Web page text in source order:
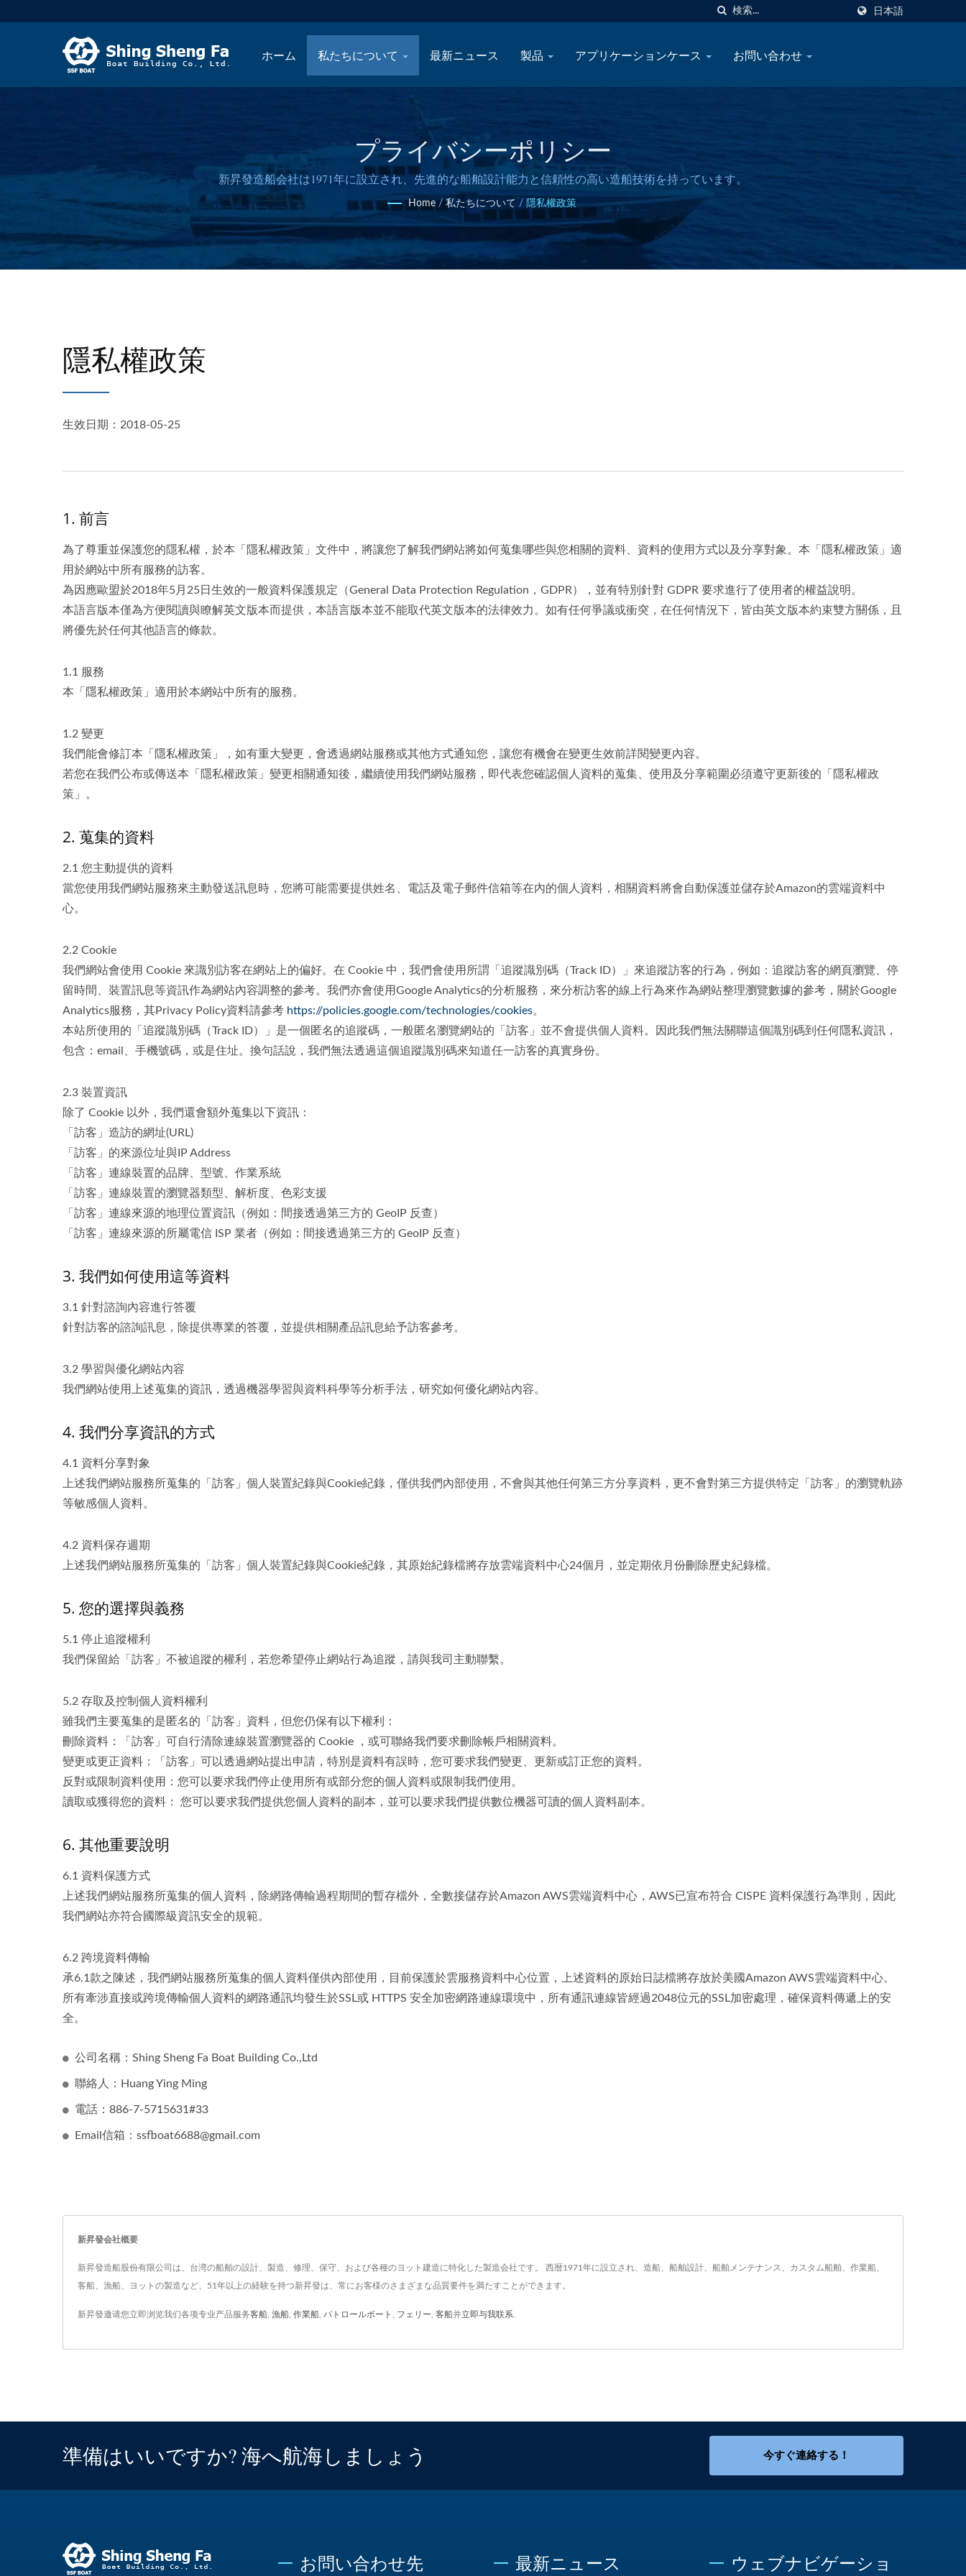
日本語
ホーム 私たちについて 最新ニュース 製品 アプリケーションケース お問い合わせ
プライバシーポリシー
新昇發造船会社は1971年に設立され、先進的な船舶設計能力と信頼性の高い造船技術を持っています。
Home / 私たちについて / 隱私權政策
隱私權政策
生效日期：2018-05-25
1. 前言
為了尊重並保護您的隱私權，於本「隱私權政策」文件中，將讓您了解我們網站將如何蒐集哪些與您相關的資料、資料的使用方式以及分享對象。本「隱私權政策」適
用於網站中所有服務的訪客。
為因應歐盟於2018年5月25日生效的一般資料保護規定（General Data Protection Regulation，GDPR），並有特別針對 GDPR 要求進行了使用者的權益說明。
本語言版本僅為方便閱讀與瞭解英文版本而提供，本語言版本並不能取代英文版本的法律效力。如有任何爭議或衝突，在任何情況下，皆由英文版本約束雙方關係，且
將優先於任何其他語言的條款。
1.1 服務
本「隱私權政策」適用於本網站中所有的服務。
1.2 變更
我們能會修訂本「隱私權政策」，如有重大變更，會透過網站服務或其他方式通知您，讓您有機會在變更生效前詳閱變更內容。
若您在我們公布或傳送本「隱私權政策」變更相關通知後，繼續使用我們網站服務，即代表您確認個人資料的蒐集、使用及分享範圍必須遵守更新後的「隱私權政
策」。
2. 蒐集的資料
2.1 您主動提供的資料
當您使用我們網站服務來主動發送訊息時，您將可能需要提供姓名、電話及電子郵件信箱等在內的個人資料，相關資料將會自動保護並儲存於Amazon的雲端資料中
心。
2.2 Cookie
我們網站會使用 Cookie 來識別訪客在網站上的偏好。在 Cookie 中，我們會使用所謂「追蹤識別碼（Track ID）」來追蹤訪客的行為，例如：追蹤訪客的網頁瀏覽、停
留時間、裝置訊息等資訊作為網站內容調整的參考。我們亦會使用Google Analytics的分析服務，來分析訪客的線上行為來作為網站整理瀏覽數據的參考，關於Google
Analytics服務，其Privacy Policy資料請參考 https://policies.google.com/technologies/cookies。
本站所使用的「追蹤識別碼（Track ID）」是一個匿名的追蹤碼，一般匿名瀏覽網站的「訪客」並不會提供個人資料。因此我們無法關聯這個識別碼到任何隱私資訊，
包含：email、手機號碼，或是住址。換句話說，我們無法透過這個追蹤識別碼來知道任一訪客的真實身份。
2.3 裝置資訊
除了 Cookie 以外，我們還會額外蒐集以下資訊：
「訪客」造訪的網址(URL)
「訪客」的來源位址與IP Address
「訪客」連線裝置的品牌、型號、作業系統
「訪客」連線裝置的瀏覽器類型、解析度、色彩支援
「訪客」連線來源的地理位置資訊（例如：間接透過第三方的 GeoIP 反查）
「訪客」連線來源的所屬電信 ISP 業者（例如：間接透過第三方的 GeoIP 反查）
3. 我們如何使用這等資料
3.1 針對諮詢內容進行答覆
針對訪客的諮詢訊息，除提供專業的答覆，並提供相關產品訊息給予訪客參考。
3.2 學習與優化網站內容
我們網站使用上述蒐集的資訊，透過機器學習與資料科學等分析手法，研究如何優化網站內容。
4. 我們分享資訊的方式
4.1 資料分享對象
上述我們網站服務所蒐集的「訪客」個人裝置紀錄與Cookie紀錄，僅供我們內部使用，不會與其他任何第三方分享資料，更不會對第三方提供特定「訪客」的瀏覽軌跡
等敏感個人資料。
4.2 資料保存週期
上述我們網站服務所蒐集的「訪客」個人裝置紀錄與Cookie紀錄，其原始紀錄檔將存放雲端資料中心24個月，並定期依月份刪除歷史紀錄檔。
5. 您的選擇與義務
5.1 停止追蹤權利
我們保留給「訪客」不被追蹤的權利，若您希望停止網站行為追蹤，請與我司主動聯繫。
5.2 存取及控制個人資料權利
雖我們主要蒐集的是匿名的「訪客」資料，但您仍保有以下權利：
刪除資料：「訪客」可自行清除連線裝置瀏覽器的 Cookie ，或可聯絡我們要求刪除帳戶相關資料。
變更或更正資料：「訪客」可以透過網站提出申請，特別是資料有誤時，您可要求我們變更、更新或訂正您的資料。
反對或限制資料使用：您可以要求我們停止使用所有或部分您的個人資料或限制我們使用。
讀取或獲得您的資料： 您可以要求我們提供您個人資料的副本，並可以要求我們提供數位機器可讀的個人資料副本。
6. 其他重要說明
6.1 資料保護方式
上述我們網站服務所蒐集的個人資料，除網路傳輸過程期間的暫存檔外，全數接儲存於Amazon AWS雲端資料中心，AWS已宣布符合 CISPE 資料保護行為準則，因此
我們網站亦符合國際級資訊安全的規範。
6.2 跨境資料傳輸
承6.1款之陳述，我們網站服務所蒐集的個人資料僅供內部使用，目前保護於雲服務資料中心位置，上述資料的原始日誌檔將存放於美國Amazon AWS雲端資料中心。
所有牽涉直接或跨境傳輸個人資料的網路通訊均發生於SSL或 HTTPS 安全加密網路連線環境中，所有通訊連線皆經過2048位元的SSL加密處理，確保資料傳遞上的安
全。
公司名稱：Shing Sheng Fa Boat Building Co.,Ltd
聯絡人：Huang Ying Ming
電話：886-7-5715631#33
Email信箱：ssfboat6688@gmail.com
新昇發会社概要
新昇發造船股份有限公司は、台湾の船舶の設計、製造、修理、保守、および各種のヨット建造に特化した製造会社です。 西暦1971年に設立され、造船、船舶設計、船舶メンテナンス、カスタム船舶、作業船、
客船、漁船、ヨットの製造など、51年以上の経験を持つ新昇發は、常にお客様のさまざまな品質要件を満たすことができます。
新昇發邀请您立即浏览我们各项专业产品服务客船 漁船 作業船 パトロールボート フェリー 客船并立即与我联系
準備はいいですか? 海へ航海しましょう 今すぐ連絡する！
お問い合わせ先 最新ニュース ウェブナビゲーショ